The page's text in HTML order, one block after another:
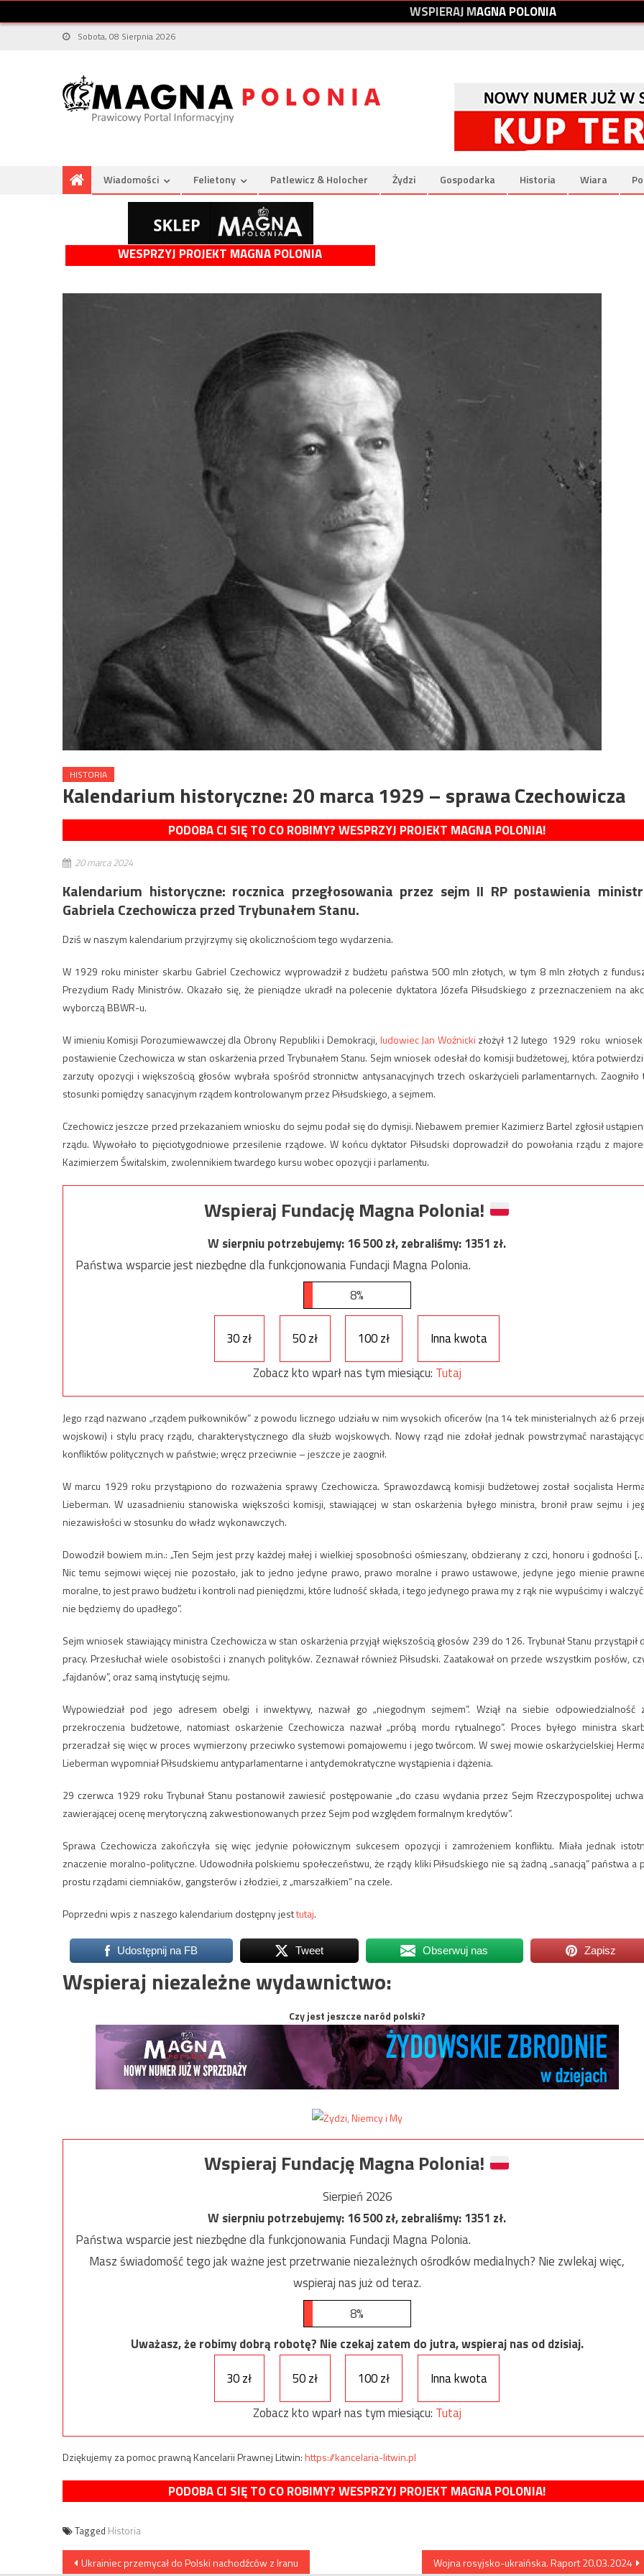
WSPIERAJMAGNAPOLONIA
Sobota, 08 Sierpnia 2026
Wiadomości Felietony Patlewicz & Holocher Żydzi Gospodarka Historia Wiara
WESPRZYJ PROJEKT MAGNA POLONIA
HISTORIA
Kalendarium historyczne: 20 marca 1929 – sprawa Czechowicza
PODOBA CI SIĘ TO CO ROBIMY? WESPRZYJ PROJEKT MAGNA POLONIA!
20 marca 2024
Kalendarium historyczne: rocznica przegłosowania przez sejm II RP postawienia
Gabriela Czechowicza przed Trybunałem Stanu.
Dziś w naszym kalendarium przyjrzymy się okolicznościom tego wydarzenia.
W 1929 roku minister skarbu Gabriel Czechowicz wyprowadził z budżetu państwa 500 mln złotych, w tym 8 mln złotych z
Prezydium Rady Ministrów. Okazało się, że pieniądze ukradł na polecenie dyktatora Józefa Piłsudskiego z przeznaczeniem na
wyborczą BBWR-u.
W imieniu Komisji Porozumiewawczej dla Obrony Republiki i Demokracji,ludowiec Jan Woźnicki złożył 12 lutego 1929 roku
postawienie Czechowicza w stan oskarżenia przed Trybunałem Stanu. Sejm wniosek odesłał do komisji budżetowej, która
zarzuty opozycji i większością głosów wybrała spośród stronnictw antysanacyjnych trzech oskarżycieli parlamentarnych. Zaogniło
stosunki pomiędzy sanacyjnym rządem kontrolowanym przez Piłsudskiego, a sejmem.
Czechowicz jeszcze przed przekazaniem wniosku do sejmu podał się do dymisji. Niebawem premier Kazimierz Bartel zgłosił
rządu. Wywołało to pięciotygodniowe przesilenie rządowe. W końcu dyktator Piłsudski doprowadził do powołania rządu z
Kazimierzem Świtalskim, zwolennikiem twardego kursu wobec opozycji i parlamentu.
Wspieraj Fundację Magna Polonia!
W sierpniu potrzebujemy:16 500zł, zebraliśmy:1351 zł.
Państwa wsparcie jest niezbędne dla funkcjonowania Fundacji Magna Polonia.
8%
30 zł 50 zł 100 zł
Inna kwota
Zobacz kto wparł nas tym miesiącu: Tutaj
Jego rząd nazwano „rządem pułkowników” z powodu licznego udziału w nim wysokich oficerów (na 14 tek ministerialnych aż 6
wojskowi) i stylu pracy rządu, charakterystycznego dla służb wojskowych. Nowy rząd nie zdołał jednak powstrzymać
konfliktów politycznych w państwie; wręcz przeciwnie – jeszcze je zaognił.
W marcu 1929 roku przystąpiono do rozważenia sprawy Czechowicza. Sprawozdawcą komisji budżetowej został socjalista
Lieberman. W uzasadnieniu stanowiska większości komisji, stawiającej w stan oskarżenia byłego ministra, bronił praw sejmu i
niezawisłości w stosunku do władz wykonawczych.
Dowodził bowiem m.in.: „Ten Sejm jest przy każdej małej i wielkiej sposobności ośmieszany, obdzierany z czci, honoru i godności
Nic temu sejmowi więcej nie pozostało, jak to jedno jedyne prawo, prawo moralne i prawo ustawowe, jedyne jego mienie
moralne, to jest prawo budżetu i kontroli nad pieniędzmi, które ludność składa, i tego jedynego prawa my z rąk nie wypuścimy i
nie będziemy do upadłego”.
Sejm wniosek stawiający ministra Czechowicza w stan oskarżenia przyjął większością głosów 239 do 126. Trybunał Stanu przystąpił
pracy. Przesłuchał wiele osobistości i znanych polityków. Zeznawał również Piłsudski. Zaatakował on przede wszystkim posłów,
„fajdanów”, oraz samą instytucję sejmu.
Wypowiedział pod jego adresem obelgi i inwektywy, nazwał go „niegodnym sejmem”. Wziął na siebie odpowiedzialność
przekroczenia budżetowe, natomiast oskarżenie Czechowicza nazwał „próbą mordu rytualnego”. Proces byłego ministra
przeradzał się więc w proces wymierzony przeciwko systemowi pomajowemu i jego twórcom. W swej mowie oskarżycielskiej
Lieberman wypomniał Piłsudskiemu antyparlamentarne i antydemokratyczne wystąpienia i dążenia.
29 czerwca 1929 roku Trybunał Stanu postanowił zawiesić postępowanie „do czasu wydania przez Sejm Rzeczypospolitej
zawierającej ocenę merytoryczną zakwestionowanych przez Sejm pod względem formalnym kredytów”.
Sprawa Czechowicza zakończyła się więc jedynie połowicznym sukcesem opozycji i zamrożeniem konfliktu. Miała jednak
znaczenie moralno-polityczne. Udowodniła polskiemu społeczeństwu, że rządy kliki Piłsudskiego nie są żadną „sanacją” państwa a
prostu rządami ciemniaków, gangsterów i złodziei, z „marszałkiem” na czele.
Poprzedni wpis z naszego kalendarium dostępny jesttutaj.
Udostępnij na FB Tweet Obserwuj nas Zapisz
Wspieraj niezależne wydawnictwo:
Czy jest jeszcze naród polski?
Wspieraj Fundację Magna Polonia!
Sierpień 2026
W sierpniu potrzebujemy:16 500zł, zebraliśmy:1351 zł.
Państwa wsparcie jest niezbędne dla funkcjonowania Fundacji Magna Polonia.
Masz świadomość tego jak ważne jest przetrwanie niezależnych ośrodków medialnych? Nie zwlekaj więc,
wspieraj nas już od teraz.
8%
Uważasz, że robimy dobrą robotę? Nie czekaj zatem do jutra, wspieraj nas od dzisiaj.
30 zł
50 zł 100 zł
Inna kwota
Zobacz kto wparł nas tym miesiącu: Tutaj
Dziękujemy za pomoc prawną Kancelarii Prawnej Litwin:https://kancelaria-litwin.pl
PODOBA CI SIĘ TO CO ROBIMY? WESPRZYJ PROJEKT MAGNA POLONIA!
Tagged Historia
Nawigacja
Ukrainiec przemycał do Polski nachodźców z Iranu Wojna rosyjsko-ukraińska. Raport 20.03.2024